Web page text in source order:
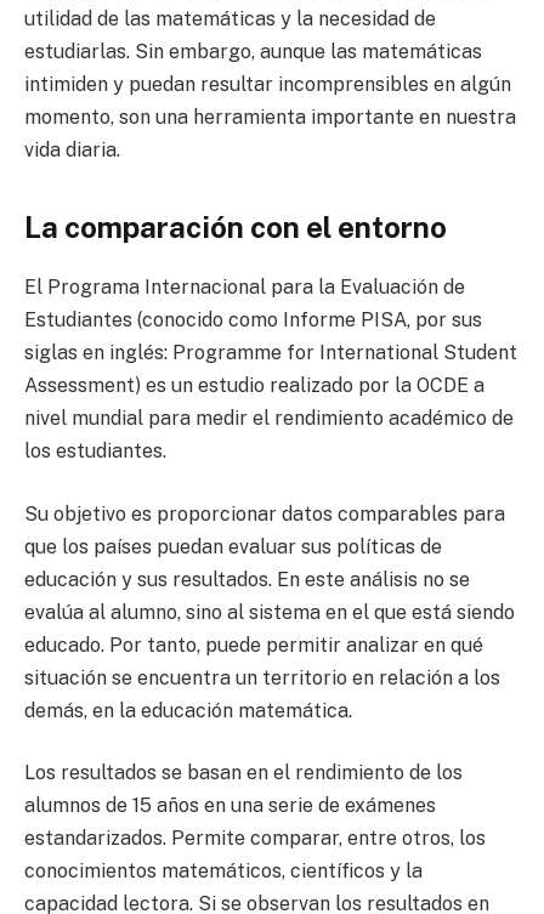
utilidad de las matemáticas y la necesidad de
estudiarlas. Sin embargo, aunque las matemáticas
intimiden y puedan resultar incomprensibles en algún
momento, son una herramienta importante en nuestra
vida diaria.
La comparación con el entorno
El Programa Internacional para la Evaluación de
Estudiantes (conocido como Informe PISA, por sus
siglas en inglés: Programme for International Student
Assessment) es un estudio realizado por la OCDE a
nivel mundial para medir el rendimiento académico de
los estudiantes.
Su objetivo es proporcionar datos comparables para
que los países puedan evaluar sus políticas de
educación y sus resultados. En este análisis no se
evalúa al alumno, sino al sistema en el que está siendo
educado. Por tanto, puede permitir analizar en qué
situación se encuentra un territorio en relación a los
demás, en la educación matemática.
Los resultados se basan en el rendimiento de los
alumnos de 15 años en una serie de exámenes
estandarizados. Permite comparar, entre otros, los
conocimientos matemáticos, científicos y la
capacidad lectora. Si se observan los resultados en